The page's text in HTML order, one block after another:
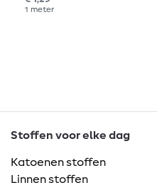
1 meter
Stoffen voor elke dag
Katoenen stoffen
Linnen stoffen